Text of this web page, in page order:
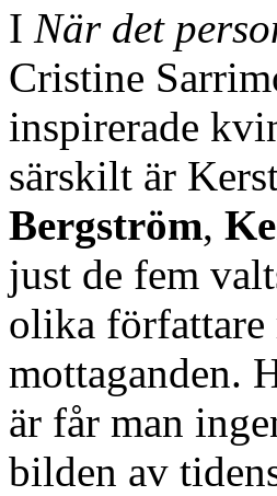
I När det
Cristine
inspirerade
särskilt är
Bergström,
just de fem
olika
mottaganden.
är får man
bilden av